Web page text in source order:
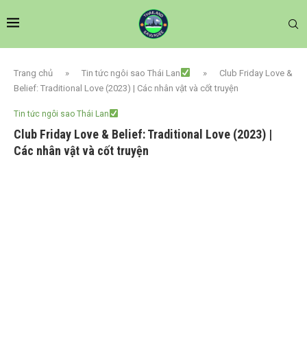
Trang chủ » Tin tức ngôi sao Thái Lan »
Club Friday Love &
Belief: Traditional Love (2023) | Các nhân vật và cốt truyện
Tin tức ngôi sao Thái Lan
Club Friday Love & Belief: Traditional Love (2023) |
Các nhân vật và cốt truyện